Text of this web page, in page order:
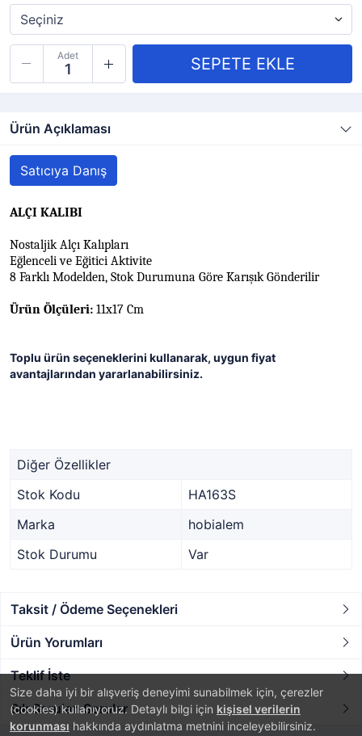
Size daha iyi bir alışveriş deneyimi sunabilmek için, çerezler
(cookies) kullanıyoruz. Detaylı bilgi için kişisel verilerin
korunması hakkında aydınlatma metnini inceleyebilirsiniz.
Adet
Ürün Açıklaması
Satıcıya Danış
ALÇI KALIBI
Nostaljik Alçı Kalıpları
Eğlenceli ve Eğitici Aktivite
8 Farklı Modelden, Stok Durumuna Göre Karışık Gönderilir
Ürün Ölçüleri: 11x17 Cm
Toplu ürün seçeneklerini kullanarak, uygun fiyat
avantajlarından yararlanabilirsiniz.
Diğer Özellikler
Stok Kodu
HA163S
Marka
hobialem
Stok Durumu
Var
Taksit / Ödeme Seçenekleri
Ürün Yorumları
Teklif İste
Sık Sorulan Sorular